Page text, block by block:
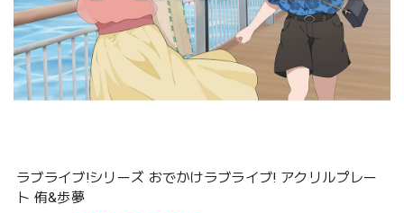
ラブライブ!シリーズ おでかけラブライブ! アクリルプレー
ト 侑&歩夢